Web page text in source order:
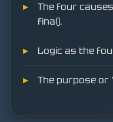
The four
final).
Logic as the
The purpose